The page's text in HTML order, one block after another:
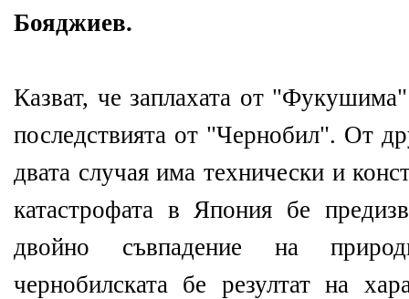
Бояджиев.
Казват, че заплахата от
последствията от "Чернобил". От
двата случая има технически и
катастрофата в Япония бе
двойно съвпадение на
чернобилската бе резултат на